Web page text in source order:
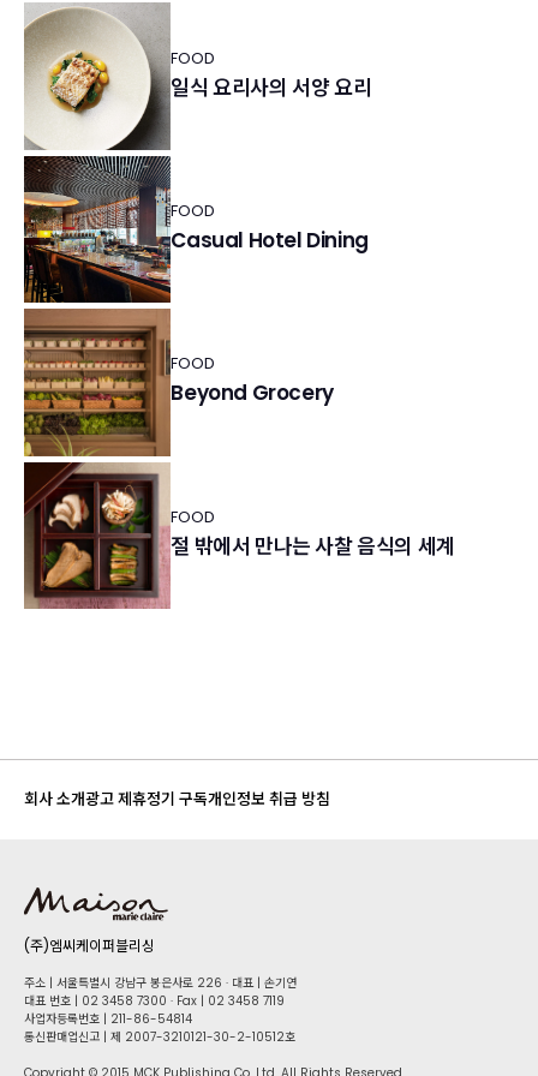
FOOD
일식 요리사의 서양 요리
FOOD
Casual Hotel Dining
FOOD
Beyond Grocery
FOOD
절 밖에서 만나는 사찰 음식의 세계
회사 소개광고 제휴정기 구독개인정보 취급 방침
(주)엠씨케이퍼블리싱
주소 | 서울특별시 강남구 봉은사로 226 · 대표 | 손기연
대표 번호 | 02 34​58 7300 · Fax | 02 34​58 7119
사업자등록번호 | 211-86-5​4814
통신판매업신고 | 제 2007-3210121-30-2-10512호